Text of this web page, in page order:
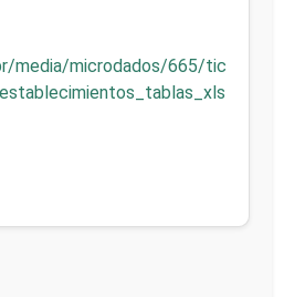
media/microdados/665/tic